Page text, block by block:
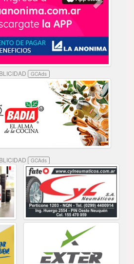
GCAds
GCAds